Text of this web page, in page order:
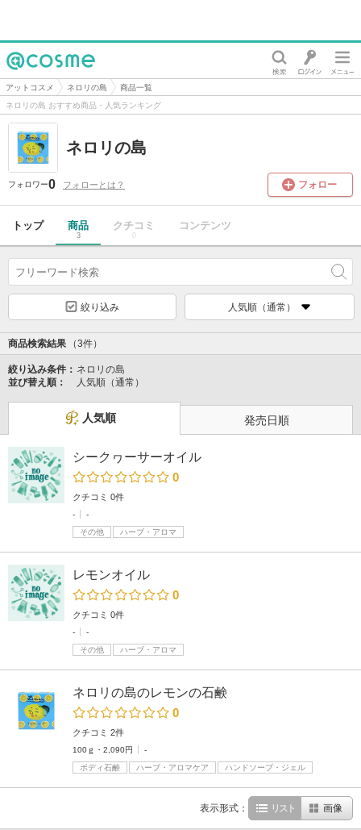
@cosme
アットコスメ ネロリの島
商品一覧
ネロリの島 おすすめ商品・人気ランキング
ネロリの島
フォロワー0 フォローとは？ フォロー
トップ 商品
3
クチコミ
0
コンテンツ
絞り込み 人気順（通常）
商品検索結果 （3件）
絞り込み条件： ネロリの島
並び替え順：
人気順（通常）
人気順 発売日順
シークヮーサーオイル
0
クチコミ 0件
-
-
その他
ハーブ・アロマ
レモンオイル
0
クチコミ 0件
-
-
その他
ハーブ・アロマ
ネロリの島のレモンの石鹸
0
クチコミ 2件
100ｇ・2,090円
-
ボディ石鹸
ハーブ・アロマケア ハンドソープ・ジェル
表示形式： リスト 画像